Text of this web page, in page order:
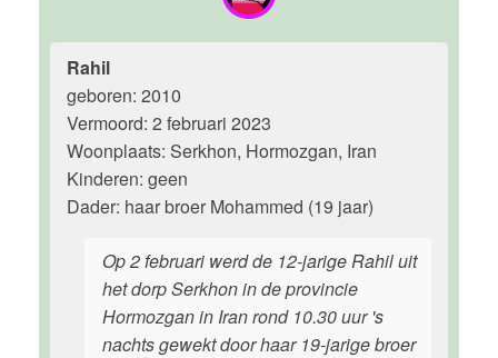
Rahil
geboren: 2010
Vermoord: 2 februari 2023
Woonplaats: Serkhon, Hormozgan, Iran
Kinderen: geen
Dader: haar broer Mohammed (19 jaar)
Op 2 februari werd de 12-jarige Rahil uit
het dorp Serkhon in de provincie
Hormozgan in Iran rond 10.30 uur 's
nachts gewekt door haar 19-jarige broer